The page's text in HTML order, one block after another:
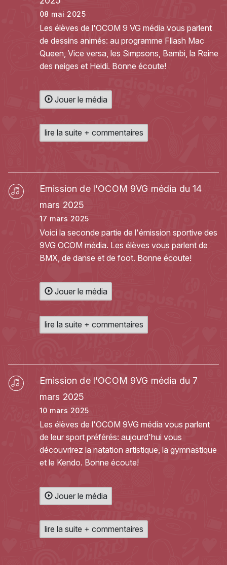
08 mai 2025
Les élèves de l'OCOM 9 VG média vous parlent
de dessins animés: au programme Fllash Mac
Queen, Vice versa, les Simpsons, Bambi, la Reine
des neiges et Heidi. Bonne écoute!
Jouer le média
lire la suite + commentaires
Emission de l'OCOM 9VG média du 14
mars 2025
17 mars 2025
Voici la seconde partie de l'émission sportive des
9VG OCOM média. Les élèves vous parlent de
BMX, de danse et de foot. Bonne écoute!
Jouer le média
lire la suite + commentaires
Emission de l'OCOM 9VG média du 7
mars 2025
10 mars 2025
Les élèves de l'OCOM 9VG média vous parlent
de leur sport préférés: aujourd'hui vous
découvrirez la natation artistique, la gymnastique
et le Kendo. Bonne écoute!
Jouer le média
lire la suite + commentaires